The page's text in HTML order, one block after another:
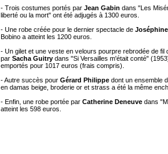
- Trois costumes portés par Jean Gabin dans "Les
liberté ou la mort" ont été adjugés à 1300 euros.
- Une robe créée pour le dernier spectacle de
Bobino a atteint les 1200 euros.
- Un gilet et une veste en velours pourpre rebrodée de fil
par Sacha Guitry dans "Si Versailles m'était conté"
emportés pour 1017 euros (frais compris).
- Autre succès pour Gérard Philippe dont un ensemble
en damas beige, broderie or et strass a été la même
- Enfin, une robe portée par Catherine Deneuve dans
atteint les 598 euros.